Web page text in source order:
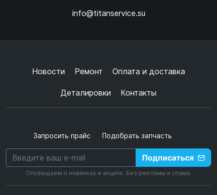
info@titanservice.su
Новости Ремонт Оплата и доставка
Деталировки Контакты
Запросить прайс Подобрать запчасть
Подписаться
Оповещаем о новинках и акциях. Без рекламы и спама.